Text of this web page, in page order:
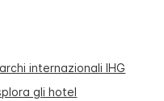
internazionali IHG
gli hotel